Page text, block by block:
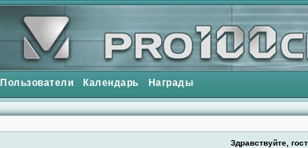
Пользователи Календарь Награды
Здравствуйте,